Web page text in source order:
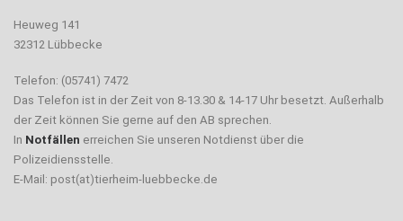
Heuweg 141
32312 Lübbecke
Telefon: (05741) 7472
Das Telefon ist in der Zeit von 8-13.30 & 14-17 Uhr besetzt. Außerhalb
der Zeit können Sie gerne auf den AB sprechen.
In Notfällen erreichen Sie unseren Notdienst über die
Polizeidiensstelle.
E-Mail: post(at)tierheim-luebbecke.de